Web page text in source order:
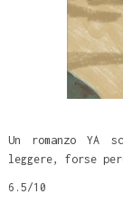
Un romanzo
leggere, forse
6.5/10